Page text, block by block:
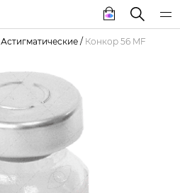
Астигматические / Конкор 56 MF